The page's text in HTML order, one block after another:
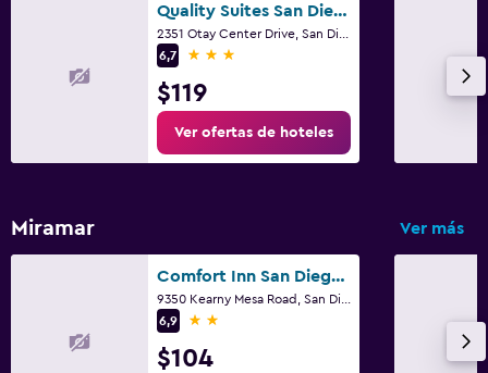
Fax/fotocopiadora
Quality Suites San Diego Otay Mesa
6,7
3 estrellas
$119
Ver ofertas de hoteles
Miramar Ver más
Comfort Inn San Diego Miramar
6,9
2 estrellas
$104